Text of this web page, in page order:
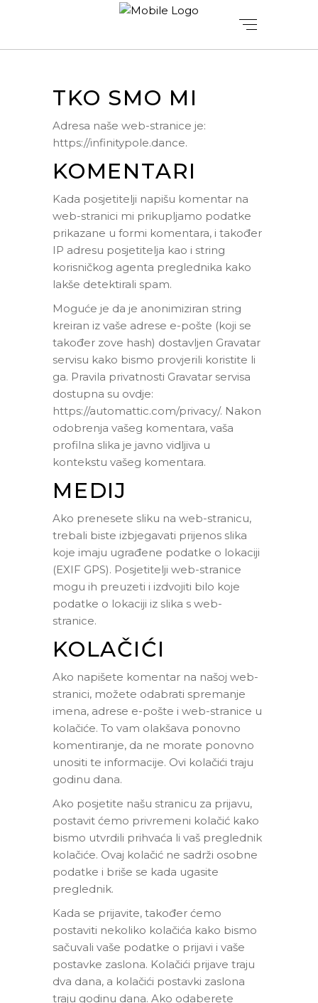
TKO SMO MI
Adresa naše web-stranice je:
https://infinitypole.dance.
KOMENTARI
Kada posjetitelji napišu komentar na
web-stranici mi prikupljamo podatke
prikazane u formi komentara, i također
IP adresu posjetitelja kao i string
korisničkog agenta preglednika kako
lakše detektirali spam.
Moguće je da je anonimiziran string
kreiran iz vaše adrese e-pošte (koji se
također zove hash) dostavljen Gravatar
servisu kako bismo provjerili koristite li
ga. Pravila privatnosti Gravatar servisa
dostupna su ovdje:
https://automattic.com/privacy/. Nakon
odobrenja vašeg komentara, vaša
profilna slika je javno vidljiva u
kontekstu vašeg komentara.
MEDIJ
Ako prenesete sliku na web-stranicu,
trebali biste izbjegavati prijenos slika
koje imaju ugrađene podatke o lokaciji
(EXIF GPS). Posjetitelji web-stranice
mogu ih preuzeti i izdvojiti bilo koje
podatke o lokaciji iz slika s web-
stranice.
KOLAČIĆI
Ako napišete komentar na našoj web-
stranici, možete odabrati spremanje
imena, adrese e-pošte i web-stranice u
kolačiće. To vam olakšava ponovno
komentiranje, da ne morate ponovno
unositi te informacije. Ovi kolačići traju
godinu dana.
Ako posjetite našu stranicu za prijavu,
postavit ćemo privremeni kolačić kako
bismo utvrdili prihvaća li vaš preglednik
kolačiće. Ovaj kolačić ne sadrži osobne
podatke i briše se kada ugasite
preglednik.
Kada se prijavite, također ćemo
postaviti nekoliko kolačića kako bismo
sačuvali vaše podatke o prijavi i vaše
postavke zaslona. Kolačići prijave traju
dva dana, a kolačići postavki zaslona
traju godinu dana. Ako odaberete